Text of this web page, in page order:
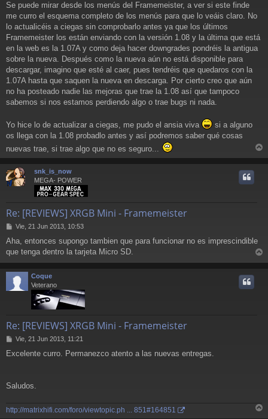
Se puede mirar desde los menús del Framemeister, a ver si este finde
me curro el esquema completo de los menús para que lo veáis claro. No
lo actualicéis a ciegas sin comprobarlo antes ya que los últimos
Framemeister los están enviando con la versión 1.08 y la última que está
en la web es la 1.07A y como deja hacer downgrades pondréis la antigua
sobre la nueva. Después como la nueva aún no está disponible para
descargar, imagino que esté al caer, pues tendréis que quedaros con la
1.07A hasta que saquen la nueva en descarga. Por cierto creo que aún
no ha posteado nadie las mejoras que trae la 1.08 así que tampoco
sabemos si nos estamos perdiendo algo o trae bugs ni nada.
Yo hice lo de actualizar a ciegas, me pudo el ansia viva
si a alguno
os llega con la 1.08 probadlo antes y así podremos saber qué cosas
nuevas trae, si trae algo que no es seguro...
r
snk_is_now
MEGA- POWER
Re: [REVIEWS] XRGB Mini - Framemeister
M
n
s
a
j
e
Vie, 21 Jun 2013, 10:53
Aha, entonces supongo tambien que para funcionar no es imprescindible
que tenga dentro la tarjeta Micro SD.
r
Coque
Veterano
Re: [REVIEWS] XRGB Mini - Framemeister
M
n
j
Vie, 21 Jun 2013, 11:21
Excelente curro. Permanezco atento a las nuevas entregas.
Saludos.
http://matrixhifi.com/foro/viewtopic.ph ... 851#164851
r